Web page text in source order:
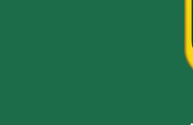
أهداف المجموعة أساس النجاح , وتحقيق
مجلس المديرين ضمن استراتيجيات مرسومة
بفضل الله تعالى وتوفيقه , وكان لمشاركة
أثراً وضاحاً في التنسيق مع كافة القطاعات
وأحد هذه القطاعات الذراع الخيري للمجموعة
المجتمع) في إصدار الفيلم التوثيقي
كورونا وما قدمته من مبادرات اجتماعية